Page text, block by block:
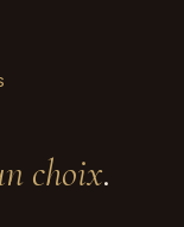
choix.